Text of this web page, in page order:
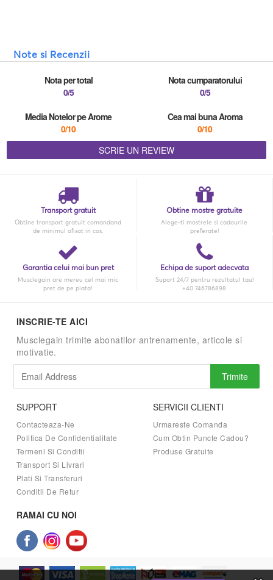
Note si Recenzii
Nota per total
0/5
Nota cumparatorului
0/5
Media Notelor pe Arome
0/10
Cea mai buna Aroma
0/10
SCRIE UN REVIEW
Transport gratuit
Obtine transport gratuit comandand
de minimul afisat in cos.
Obtine mostre gratuite
Alege-ti mostrele si cadourile
preferate!
Garantia celui mai bun pret
Musclegain are mereu cel mai mic
pret de pe piata!
Echipa de suport adecvata
Suport 24/7 pentru rezultatul tau!
+40 746786898
INSCRIE-TE AICI
Musclegain trimite abonatilor antrenamente, articole si
motivatie.
Trimite
SUPPORT
Contacteaza-Ne
Politica De Confidentialitate
Termeni Si Conditii
Transport Si Livrari
Plati Si Transferuri
Conditii De Retur
SERVICII CLIENTI
Urmareste Comanda
Cum Obtin Puncte Cadou?
Produse Gratuite
RAMAI CU NOI